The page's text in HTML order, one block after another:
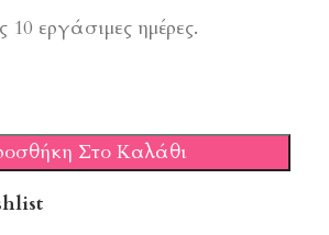
εργάσιμες ημέρες.
Στο Καλάθι